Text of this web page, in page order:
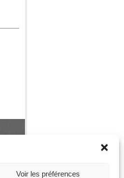
Voir les préférences